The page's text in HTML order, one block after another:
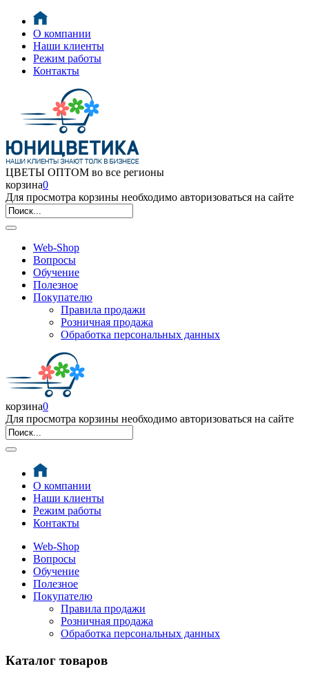
О компании
Наши клиенты
Режим работы
Контакты
ЦВЕТЫ ОПТОМ во все регионы
корзина0
Для просмотра корзины необходимо авторизоваться на сайте
Web-Shop
Вопросы
Обучение
Полезное
Покупателю
Правила продажи
Розничная продажа
Обработка персональных данных
корзина0
Для просмотра корзины необходимо авторизоваться на сайте
О компании
Наши клиенты
Режим работы
Контакты
Web-Shop
Вопросы
Обучение
Полезное
Покупателю
Правила продажи
Розничная продажа
Обработка персональных данных
Каталог товаров